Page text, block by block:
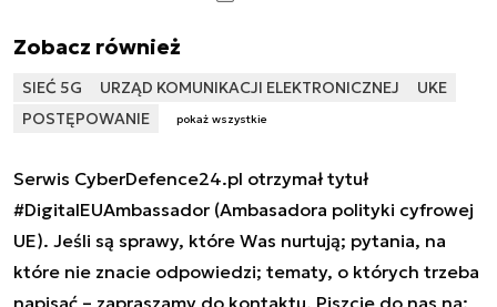
Zobacz również
SIEĆ 5G URZĄD KOMUNIKACJI ELEKTRONICZNEJ
UKE
POSTĘPOWANIE
pokaż wszystkie
Serwis CyberDefence24.pl otrzymał tytuł
#DigitalEUAmbassador (Ambasadora polityki cyfrowej
UE). Jeśli są sprawy, które Was nurtują; pytania, na
które nie znacie odpowiedzi; tematy, o których trzeba